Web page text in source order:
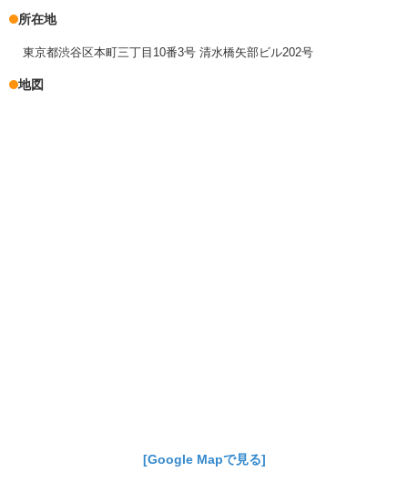
所在地
東京都渋谷区本町三丁目10番3号 清水橋矢部ビル202号
地図
[Google Mapで見る]